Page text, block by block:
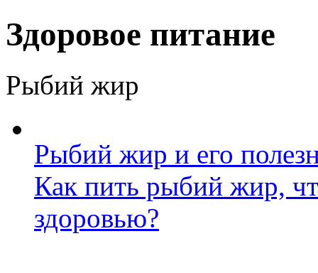
Здоровое питание
Рыбий жир
Рыбий жир и его
Как пить рыбий жир,
здоровью?